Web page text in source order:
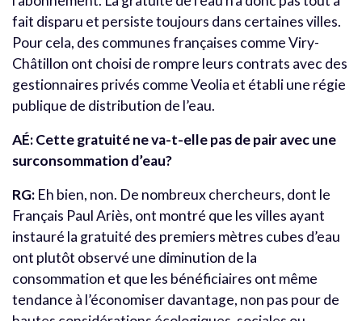
fait disparu et persiste toujours dans certaines villes.
Pour cela, des communes françaises comme Viry-
Châtillon ont choisi de rompre leurs contrats avec des
gestionnaires privés comme Veolia et établi une régie
publique de distribution de l’eau.
AÉ: Cette gratuité ne va-t-elle pas de pair avec une
surconsommation d’eau?
RG: Eh bien, non. De nombreux chercheurs, dont le
Français Paul Ariès, ont montré que les villes ayant
instauré la gratuité des premiers mètres cubes d’eau
ont plutôt observé une diminution de la
consommation et que les bénéficiaires ont même
tendance à l’économiser davantage, non pas pour de